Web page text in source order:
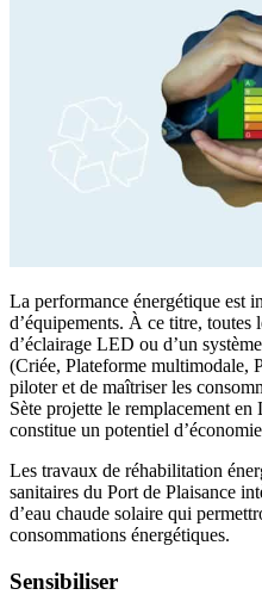
La performance énergétique est
d’équipements. À ce titre, toutes
d’éclairage LED ou d’un
(Criée, Plateforme multimodale,
piloter et de maîtriser les
Sète projette le remplacement
constitue un potentiel
Les travaux de réhabilitation
sanitaires du Port de Plaisance
d’eau chaude solaire qui
consommations énergétiques.
Sensibiliser